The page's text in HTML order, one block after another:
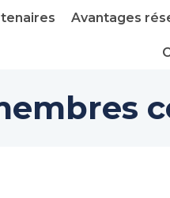
Avantages